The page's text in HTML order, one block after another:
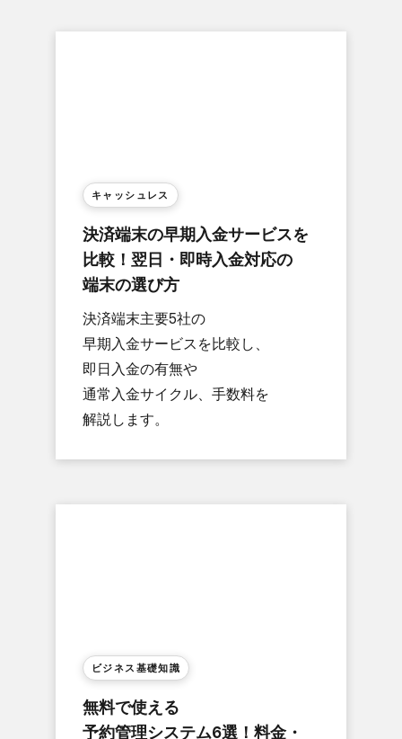
キャッシュレス
決済端末の​早期入金サービスを​
比較！​翌日・​即時入金対応の​
端末の​選び方
決済端末主要5社の​
早期入金サービスを​比較し、​
即日入金の​有無や​
通常入金サイクル、​手数料を​
解説します。
ビジネス基礎知識
無料で​使える​
予約管理システム6選！​料金・